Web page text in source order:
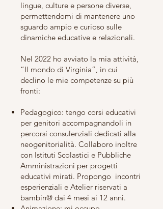
lingue, culture e persone diverse,
permettendomi di mantenere uno
sguardo ampio e curioso sulle
dinamiche educative e relazionali.
Nel 2022 ho avviato la mia attività,
“Il mondo di Virginia”, in cui
declino le mie competenze su più
fronti:
Pedagogico: tengo corsi educativi
per genitori accompagnandoli in
percorsi consulenziali dedicati alla
neogenitorialità. Collaboro inoltre
con Istituti Scolastici e Pubbliche
Amministrazioni per progetti
educativi mirati. Propongo incontri
esperienziali e Atelier riservati a
bambin@ dai 4 mesi ai 12 anni.